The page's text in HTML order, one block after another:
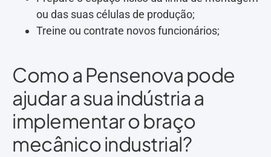
ou das suas células de produção;
Treine ou contrate novos funcionários;
Como a Pensenova pode
ajudar a sua indústria a
implementar o braço
mecânico industrial?